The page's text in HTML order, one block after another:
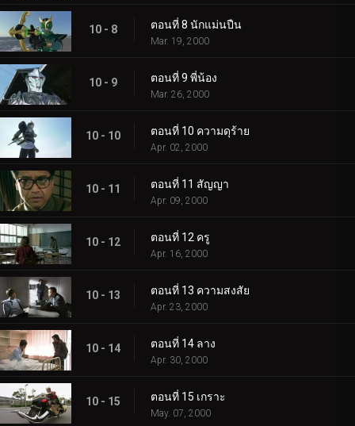
10 - 8 ตอนที่ 8 นักแม่นปืน
Mar. 19, 2000
10 - 9 ตอนที่ 9 พี่น้อง
Mar. 26, 2000
10 - 10 ตอนที่ 10 ความดุร้าย
Apr. 02, 2000
10 - 11 ตอนที่ 11 สัญญา
Apr. 09, 2000
10 - 12 ตอนที่ 12 ครู
Apr. 16, 2000
10 - 13 ตอนที่ 13 ความสงสัย
Apr. 23, 2000
10 - 14 ตอนที่ 14 ลาง
Apr. 30, 2000
10 - 15 ตอนที่ 15 เกราะ
May. 07, 2000